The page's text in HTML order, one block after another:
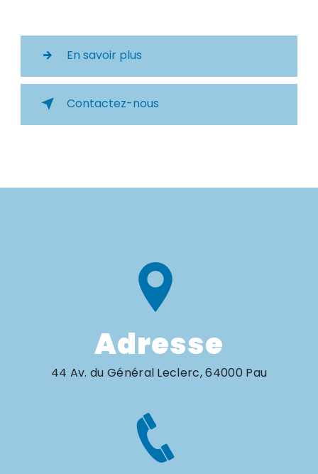
En savoir plus
Contactez-nous
Adresse
44 Av. du Général Leclerc, 64000 Pau